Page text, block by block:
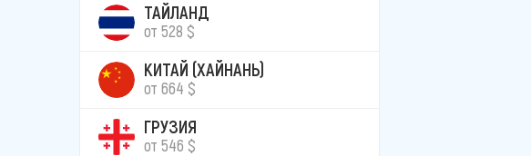
ТАЙЛАНД
от 528 $
КИТАЙ (ХАЙНАНЬ)
от 664 $
ГРУЗИЯ
от 546 $